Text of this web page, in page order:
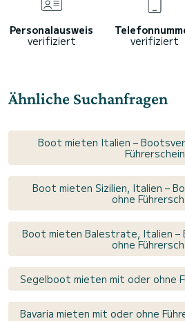
Personalausweis
verifiziert
verifiziert
Ähnliche Suchanfragen
Boot mieten Italien –
Führerschein
Boot mieten Sizilien, Italien –
ohne
Boot mieten Balestrate, Italien –
ohne
Segelboot mieten mit oder ohne
Bavaria mieten mit oder ohne